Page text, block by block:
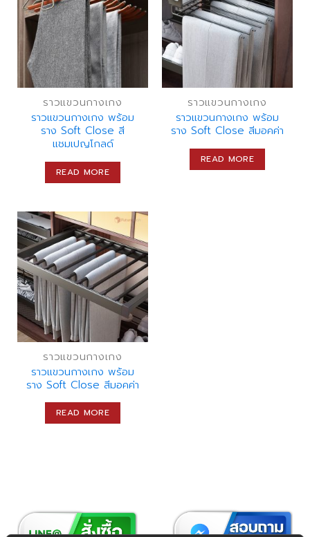
ราวแขวนกางเกง
ราวแขวนกางเกง พร้อม
ราง Soft Close สี
แชมเปญโกลด์
READ MORE
ราวแขวนกางเกง
ราวแขวนกางเกง พร้อม
ราง Soft Close สีมอคค่า
READ MORE
ราวแขวนกางเกง
ราวแขวนกางเกง พร้อม
ราง Soft Close สีมอคค่า
READ MORE